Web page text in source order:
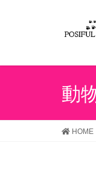
動
HOME